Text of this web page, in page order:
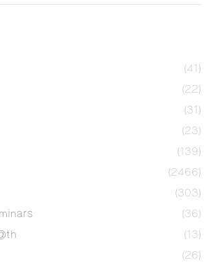
(41)
(22)
(31)
(23)
(139)
(2466)
(303)
(36)
(13)
(26)